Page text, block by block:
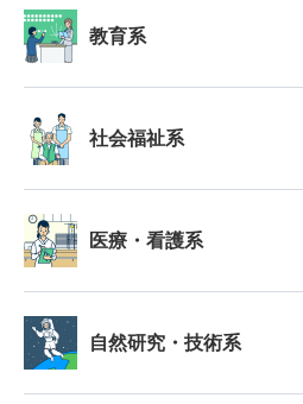
教育系
社会福祉系
医療・看護系
自然研究・技術系